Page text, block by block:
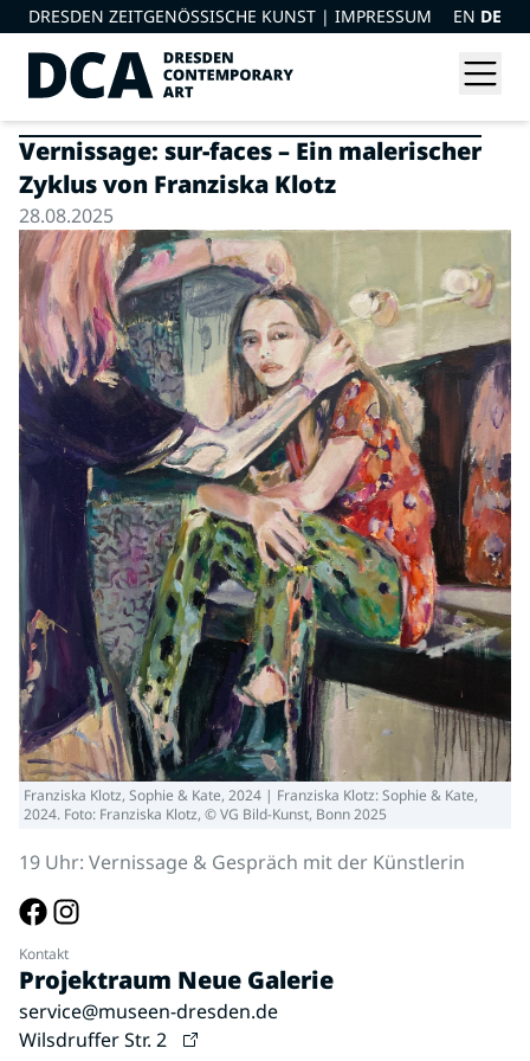
DRESDEN ZEITGENÖSSISCHE KUNST | IMPRESSUM EN DE
Vernissage: sur-faces – Ein malerischer
Zyklus von Franziska Klotz
28.08.2025
Franziska Klotz, Sophie & Kate, 2024 | Franziska Klotz: Sophie & Kate,
2024. Foto: Franziska Klotz, © VG Bild-Kunst, Bonn 2025
19 Uhr: Vernissage & Gespräch mit der Künstlerin
Kontakt
Projektraum Neue Galerie
service@museen-dresden.de
Wilsdruffer Str. 2